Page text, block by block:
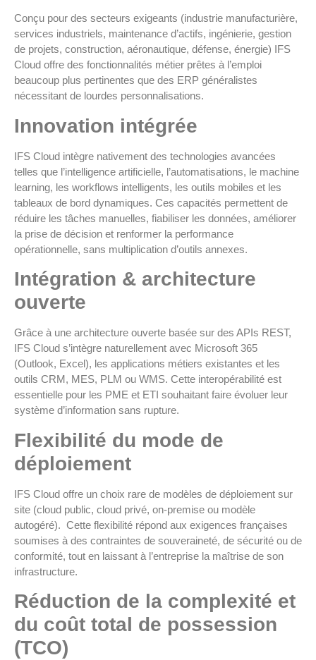
Conçu pour des secteurs exigeants (industrie manufacturière,
services industriels, maintenance d’actifs, ingénierie, gestion
de projets, construction, aéronautique, défense, énergie) IFS
Cloud offre des fonctionnalités métier prêtes à l’emploi
beaucoup plus pertinentes que des ERP généralistes
nécessitant de lourdes personnalisations.
Innovation intégrée
IFS Cloud intègre nativement des technologies avancées
telles que l’intelligence artificielle, l’automatisations, le machine
learning, les workflows intelligents, les outils mobiles et les
tableaux de bord dynamiques. Ces capacités permettent de
réduire les tâches manuelles, fiabiliser les données, améliorer
la prise de décision et renformer la performance
opérationnelle, sans multiplication d’outils annexes.
Intégration & architecture
ouverte
Grâce à une architecture ouverte basée sur des APIs REST,
IFS Cloud s’intègre naturellement avec Microsoft 365
(Outlook, Excel), les applications métiers existantes et les
outils CRM, MES, PLM ou WMS. Cette interopérabilité est
essentielle pour les PME et ETI souhaitant faire évoluer leur
système d’information sans rupture.
Flexibilité du mode de
déploiement
IFS Cloud offre un choix rare de modèles de déploiement sur
site (cloud public, cloud privé, on-premise ou modèle
autogéré). Cette flexibilité répond aux exigences françaises
soumises à des contraintes de souveraineté, de sécurité ou de
conformité, tout en laissant à l’entreprise la maîtrise de son
infrastructure.
Réduction de la complexité et
du coût total de possession
(TCO)